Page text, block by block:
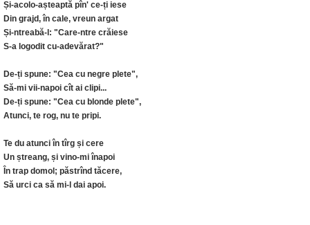
Și-acolo-așteaptă pîn' ce-ți iese
Din grajd, în cale, vreun argat
Și-ntreabă-l: "Care-ntre crăiese
S-a logodit cu-adevărat?"
De-ți spune: "Cea cu negre plete",
Să-mi vii-napoi cît ai clipi...
De-ți spune: "Cea cu blonde plete",
Atunci, te rog, nu te pripi.
Te du atunci în tîrg și cere
Un ștreang, și vino-mi înapoi
În trap domol; păstrînd tăcere,
Să urci ca să mi-l dai apoi.